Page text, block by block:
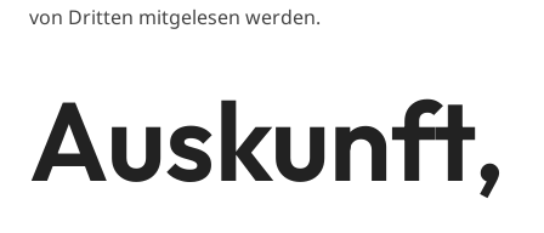
von Dritten mitgelesen werden.
Auskunft,